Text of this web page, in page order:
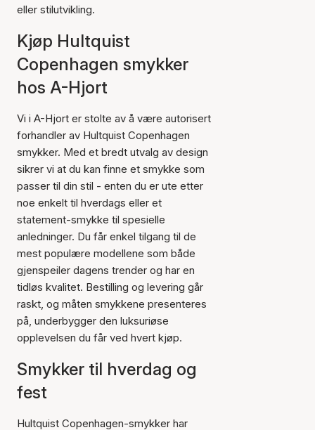
eller stilutvikling.
Kjøp Hultquist
Copenhagen smykker
hos A-Hjort
Vi i A-Hjort er stolte av å være autorisert
forhandler av Hultquist Copenhagen
smykker. Med et bredt utvalg av design
sikrer vi at du kan finne et smykke som
passer til din stil - enten du er ute etter
noe enkelt til hverdags eller et
statement-smykke til spesielle
anledninger. Du får enkel tilgang til de
mest populære modellene som både
gjenspeiler dagens trender og har en
tidløs kvalitet. Bestilling og levering går
raskt, og måten smykkene presenteres
på, underbygger den luksuriøse
opplevelsen du får ved hvert kjøp.
Smykker til hverdag og
fest
Hultquist Copenhagen-smykker har